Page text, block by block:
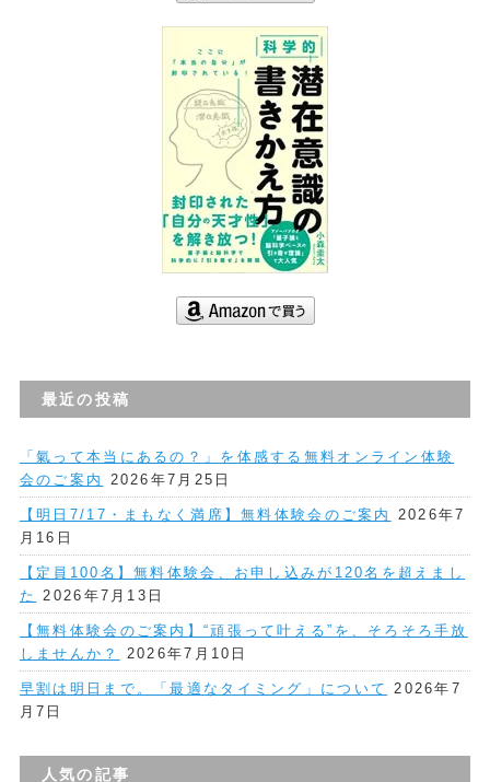
最近の投稿
「氣って本当にあるの？」を体感する無料オンライン体験
会のご案内
2026年7月25日
【明日7/17・まもなく満席】無料体験会のご案内
2026年7
月16日
【定員100名】無料体験会、お申し込みが120名を超えまし
た
2026年7月13日
【無料体験会のご案内】“頑張って叶える”を、そろそろ手放
しませんか？
2026年7月10日
早割は明日まで。「最適なタイミング」について
2026年7
月7日
人気の記事